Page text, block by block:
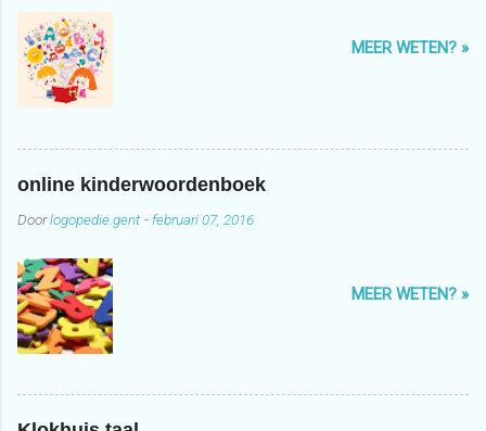
MEER WETEN? »
online kinderwoordenboek
Doorlogopedie.gent - februari 07, 2016
MEER WETEN? »